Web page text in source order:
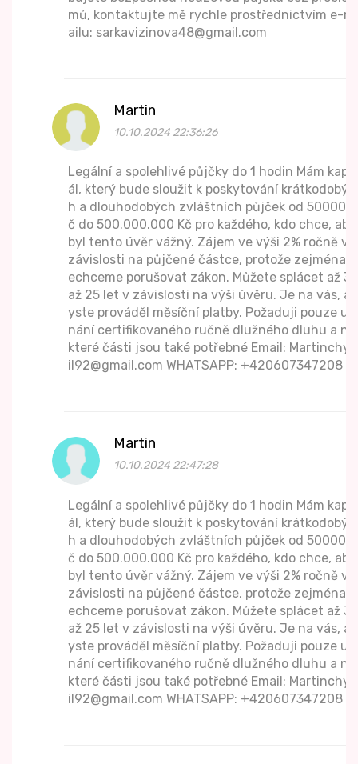
mů, kontaktujte mě rychle prostřednictvím e-m
ailu: sarkavizinova48@gmail.com
Martin
10.10.2024 22:36:26
Legální a spolehlivé půjčky do 1 hodin Mám kapit
ál, který bude sloužit k poskytování krátkodobýc
h a dlouhodobých zvláštních půjček od 50000 K
č do 500.000.000 Kč pro každého, kdo chce, aby
byl tento úvěr vážný. Zájem ve výši 2% ročně v
závislosti na půjčené částce, protože zejména n
echceme porušovat zákon. Můžete splácet až 3
až 25 let v závislosti na výši úvěru. Je na vás, ab
yste prováděl měsíční platby. Požaduji pouze uz
nání certifikovaného ručně dlužného dluhu a ně
které části jsou také potřebné Email: Martinchyt
il92@gmail.com WHATSAPP: +420607347208
Martin
10.10.2024 22:47:28
Legální a spolehlivé půjčky do 1 hodin Mám kapit
ál, který bude sloužit k poskytování krátkodobýc
h a dlouhodobých zvláštních půjček od 50000 K
č do 500.000.000 Kč pro každého, kdo chce, aby
byl tento úvěr vážný. Zájem ve výši 2% ročně v
závislosti na půjčené částce, protože zejména n
echceme porušovat zákon. Můžete splácet až 3
až 25 let v závislosti na výši úvěru. Je na vás, ab
yste prováděl měsíční platby. Požaduji pouze uz
nání certifikovaného ručně dlužného dluhu a ně
které části jsou také potřebné Email: Martinchyt
il92@gmail.com WHATSAPP: +420607347208